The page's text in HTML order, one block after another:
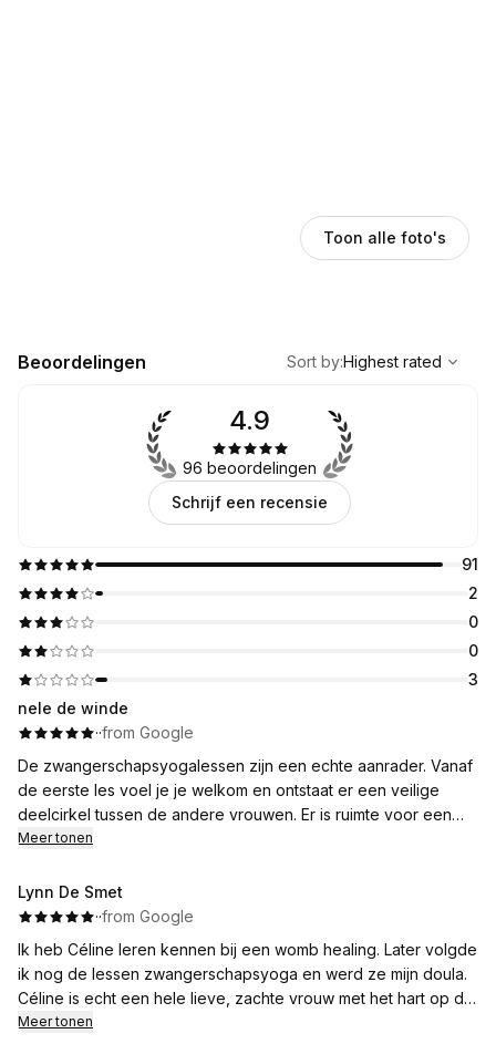
Toon alle foto's
Beoordelingen
Highest rated
Sort by:Highest rated
91
2
0
0
3
4.9
96 beoordelingen
Schrijf een recensie
nele de winde
··from Google
De zwangerschapsyogalessen zijn een echte aanrader. Vanaf
de eerste les voel je je welkom en ontstaat er een veilige
deelcirkel tussen de andere vrouwen. Er is ruimte voor een
traan en een lach. Céline geeft op een heerlijke en
yogamoment is een cadeautje voor jezelf als zwangere en
voor het kindje.
Als postpartumdoula is Céline zo een belangrijke
vertrouwenspersoon geweest voor ons. Ze bracht een grote
rust in ons huis. Letterlijk en figuurlijk. Zowel voor mezelf als
Meer tonen
Lynn De Smet
··from Google
Ik heb Céline leren kennen bij een womb healing. Later volgde
ik nog de lessen zwangerschapsyoga en werd ze mijn doula.
Céline is echt een hele lieve, zachte vrouw met het hart op de
juiste plaats. Ze heeft mij rust en vertrouwen gegeven tijdens
Meer tonen